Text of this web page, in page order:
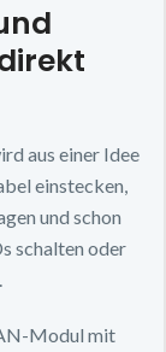
aus einer Idee
einstecken,
und schon
schalten oder
Modul mit